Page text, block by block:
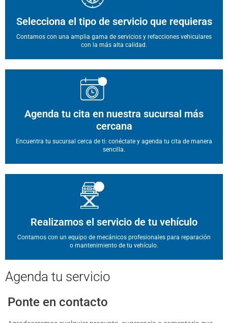
Selecciona el tipo de servicio que requieras
Contamos con una amplia gama de servicios y refacciones vehiculares
con la más alta calidad.
Agenda tu cita en nuestra sucursal más
cercana
Encuentra tu sucursal cerca de ti: conéctate y agenda tu cita de manera
sencilla.
Realizamos el servicio de tu vehículo
Contamos con un equipo de mecánicos profesionales para reparación
o mantenimiento de tu vehículo.
Agenda tu servicio
Ponte en contacto